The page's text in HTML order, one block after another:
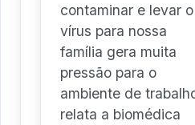
contaminar e levar o
vírus para nossa
família gera muita
pressão para o
ambiente de
relata a biomédica